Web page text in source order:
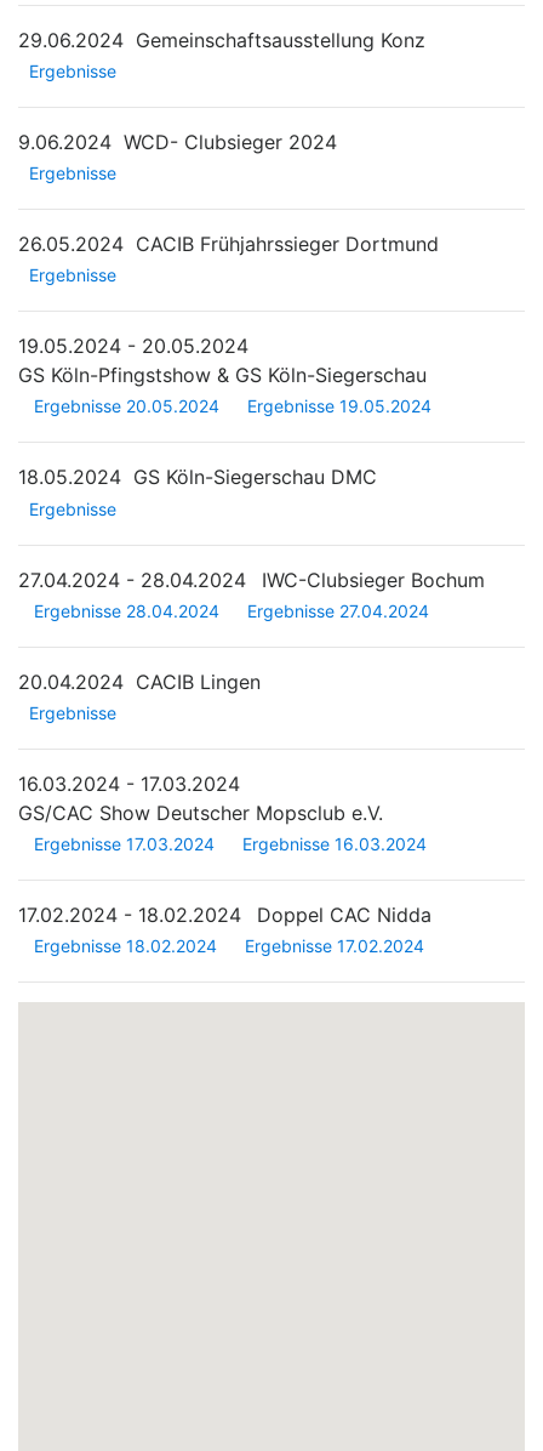
29.06.2024 Gemeinschaftsausstellung Konz
Ergebnisse
9.06.2024 WCD- Clubsieger 2024
Ergebnisse
26.05.2024 CACIB Frühjahrssieger Dortmund
Ergebnisse
19.05.2024 - 20.05.2024
GS Köln-Pfingstshow & GS Köln-Siegerschau
Ergebnisse 20.05.2024 Ergebnisse 19.05.2024
18.05.2024 GS Köln-Siegerschau DMC
Ergebnisse
27.04.2024 - 28.04.2024 IWC-Clubsieger Bochum
Ergebnisse 28.04.2024 Ergebnisse 27.04.2024
20.04.2024 CACIB Lingen
Ergebnisse
16.03.2024 - 17.03.2024
GS/CAC Show Deutscher Mopsclub e.V.
Ergebnisse 17.03.2024 Ergebnisse 16.03.2024
17.02.2024 - 18.02.2024 Doppel CAC Nidda
Ergebnisse 18.02.2024 Ergebnisse 17.02.2024